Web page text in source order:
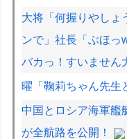
大将「何握りやしょ
ンで」社長「ぶほっ
バカっ！すいません
曜「鞠莉ちゃん先生
中国とロシア海軍
が全航路を公開！